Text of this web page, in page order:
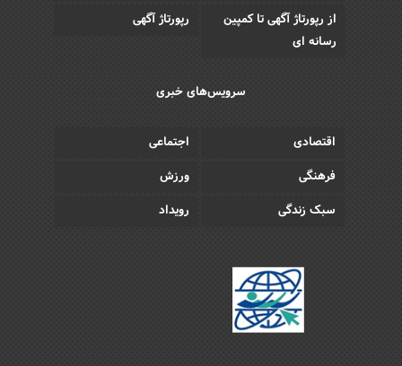
از رپورتاژ آگهی تا کمپین
رسانه ای
رپورتاژ آگهی
سرویس‌های خبری
اقتصادی
اجتماعی
فرهنگی
ورزش
سبک زندگی
رویداد